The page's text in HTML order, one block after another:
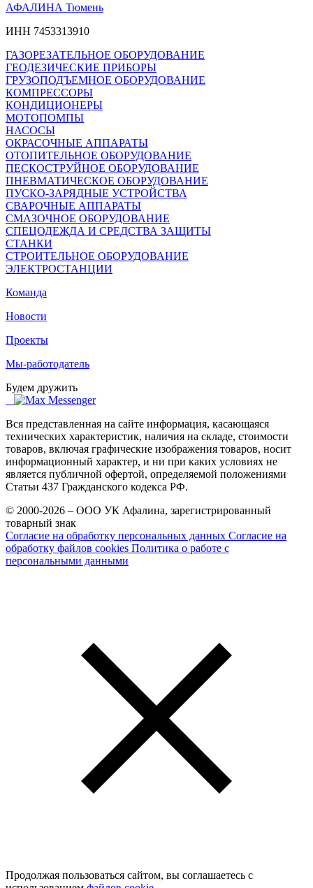
АФАЛИНА Тюмень
ИНН 7453313910
ГАЗОРЕЗАТЕЛЬНОЕ ОБОРУДОВАНИЕ
ГЕОДЕЗИЧЕСКИЕ ПРИБОРЫ
ГРУЗОПОДЪЕМНОЕ ОБОРУДОВАНИЕ
КОМПРЕССОРЫ
КОНДИЦИОНЕРЫ
МОТОПОМПЫ
НАСОСЫ
ОКРАСОЧНЫЕ АППАРАТЫ
ОТОПИТЕЛЬНОЕ ОБОРУДОВАНИЕ
ПЕСКОСТРУЙНОЕ ОБОРУДОВАНИЕ
ПНЕВМАТИЧЕСКОЕ ОБОРУДОВАНИЕ
ПУСКО-ЗАРЯДНЫЕ УСТРОЙСТВА
СВАРОЧНЫЕ АППАРАТЫ
СМАЗОЧНОЕ ОБОРУДОВАНИЕ
СПЕЦОДЕЖДА И СРЕДСТВА ЗАЩИТЫ
СТАНКИ
СТРОИТЕЛЬНОЕ ОБОРУДОВАНИЕ
ЭЛЕКТРОСТАНЦИИ
Команда
Новости
Проекты
Мы-работодатель
Будем дружить
Вся представленная на сайте информация, касающаяся
технических характеристик, наличия на складе, стоимости
товаров, включая графические изображения товаров, носит
информационный характер, и ни при каких условиях не
является публичной офертой, определяемой положениями
Статьи 437 Гражданского кодекса РФ.
© 2000-2026 – ООО УК Афалина, зарегистрированный
товарный знак
Согласие на обработку персональных данных Согласие на
обработку файлов cookies Политика о работе с
персональными данными
Продолжая пользоваться сайтом, вы соглашаетесь с